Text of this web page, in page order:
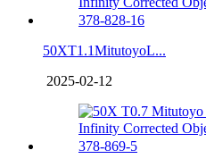
50XT1.1MitutoyoL...
2025-02-12